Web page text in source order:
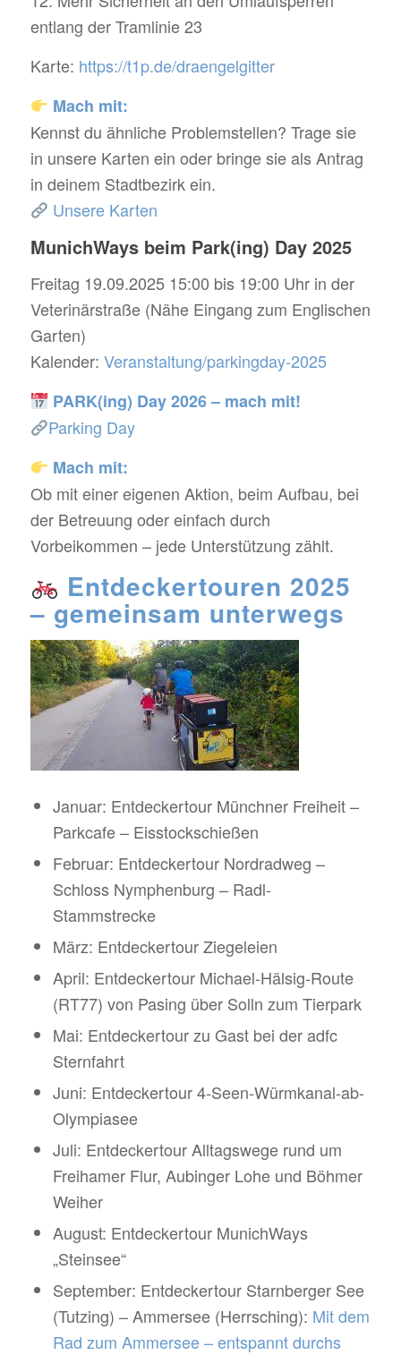
entlang der Tramlinie 23
Karte: https://t1p.de/draengelgitter
Mach mit:
Kennst du ähnliche Problemstellen? Trage sie
in unsere Karten ein oder bringe sie als Antrag
in deinem Stadtbezirk ein.
Unsere Karten
MunichWays beim Park(ing) Day 2025
Freitag 19.09.2025 15:00 bis 19:00 Uhr in der
Veterinärstraße (Nähe Eingang zum Englischen
Garten)
Kalender: Veranstaltung/parkingday-2025
PARK(ing) Day 2026 – mach mit!
Parking Day
Mach mit:
Ob mit einer eigenen Aktion, beim Aufbau, bei
der Betreuung oder einfach durch
Vorbeikommen – jede Unterstützung zählt.
Entdeckertouren 2025
– gemeinsam unterwegs
Januar: Entdeckertour Münchner Freiheit –
Parkcafe – Eisstockschießen
Februar: Entdeckertour Nordradweg –
Schloss Nymphenburg – Radl-
Stammstrecke
März: Entdeckertour Ziegeleien
April: Entdeckertour Michael-Hälsig-Route
(RT77) von Pasing über Solln zum Tierpark
Mai: Entdeckertour zu Gast bei der adfc
Sternfahrt
Juni: Entdeckertour 4-Seen-Würmkanal-ab-
Olympiasee
Juli: Entdeckertour Alltagswege rund um
Freihamer Flur, Aubinger Lohe und Böhmer
Weiher
August: Entdeckertour MunichWays
„Steinsee“
September: Entdeckertour Starnberger See
(Tutzing) – Ammersee (Herrsching): Mit dem
Rad zum Ammersee – entspannt durchs